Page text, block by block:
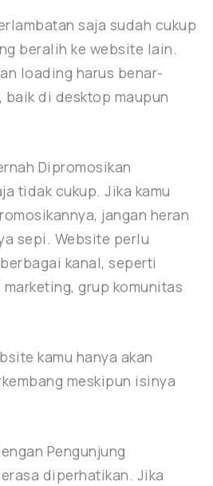
saja sudah cukup
beralih ke website lain.
loading harus benar-
di desktop maupun
Dipromosikan
tidak cukup. Jika kamu
jangan heran
sepi. Website perlu
kanal, seperti
grup komunitas
kamu hanya akan
meskipun isinya
Pengunjung
diperhatikan. Jika